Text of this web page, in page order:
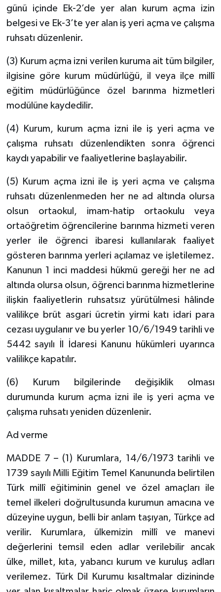
günü içinde Ek-2’de yer alan kurum açma izin
belgesi ve Ek-3’te yer alan iş yeri açma ve çalışma
ruhsatı düzenlenir.
(3) Kurum açma izni verilen kuruma ait tüm bilgiler,
ilgisine göre kurum müdürlüğü, il veya ilçe millî
eğitim müdürlüğünce özel barınma hizmetleri
modülüne kaydedilir.
(4) Kurum, kurum açma izni ile iş yeri açma ve
çalışma ruhsatı düzenlendikten sonra öğrenci
kaydı yapabilir ve faaliyetlerine başlayabilir.
(5) Kurum açma izni ile iş yeri açma ve çalışma
ruhsatı düzenlenmeden her ne ad altında olursa
olsun ortaokul, imam-hatip ortaokulu veya
ortaöğretim öğrencilerine barınma hizmeti veren
yerler ile öğrenci ibaresi kullanılarak faaliyet
gösteren barınma yerleri açılamaz ve işletilemez.
Kanunun 1 inci maddesi hükmü gereği her ne ad
altında olursa olsun, öğrenci barınma hizmetlerine
ilişkin faaliyetlerin ruhsatsız yürütülmesi hâlinde
valilikçe brüt asgari ücretin yirmi katı idari para
cezası uygulanır ve bu yerler 10/6/1949 tarihli ve
5442 sayılı İl İdaresi Kanunu hükümleri uyarınca
valilikçe kapatılır.
(6) Kurum bilgilerinde değişiklik olması
durumunda kurum açma izni ile iş yeri açma ve
çalışma ruhsatı yeniden düzenlenir.
Ad verme
MADDE 7 – (1) Kurumlara, 14/6/1973 tarihli ve
1739 sayılı Milli Eğitim Temel Kanununda belirtilen
Türk millî eğitiminin genel ve özel amaçları ile
temel ilkeleri doğrultusunda kurumun amacına ve
düzeyine uygun, belli bir anlam taşıyan, Türkçe ad
verilir. Kurumlara, ülkemizin millî ve manevi
değerlerini temsil eden adlar verilebilir ancak
ülke, millet, kıta, yabancı kurum ve kuruluş adları
verilemez. Türk Dil Kurumu kısaltmalar dizininde